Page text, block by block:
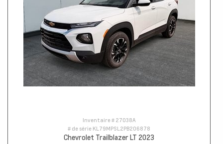
Inventaire # 27038A
# de série KL79MPSL2PB206878
Chevrolet Trailblazer LT 2023